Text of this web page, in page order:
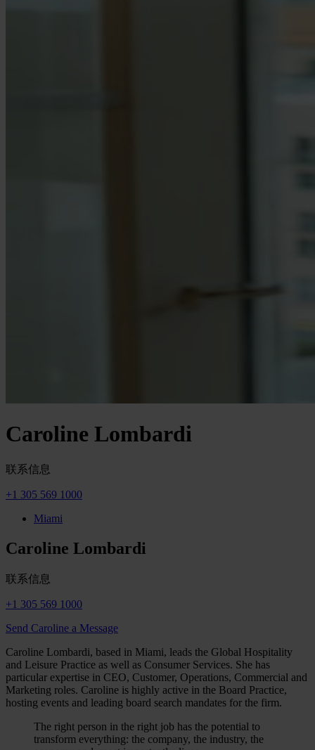
Caroline Lombardi
联系信息
+1 305 569 1000
Miami
Caroline Lombardi
联系信息
+1 305 569 1000
Send Caroline a Message
Caroline Lombardi, based in Miami, leads the Global Hospitality
and Leisure Practice as well as Consumer Services. She has
particular expertise in CEO, Customer, Operations, Commercial and
Marketing roles. Caroline is highly active in the Board Practice,
hosting events and leading board search mandates for the firm.
The right person in the right job has the potential to
transform everything: the company, the industry, the